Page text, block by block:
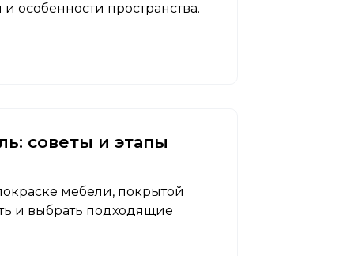
особенности пространства.
советы и этапы
мебели, покрытой
и выбрать подходящие